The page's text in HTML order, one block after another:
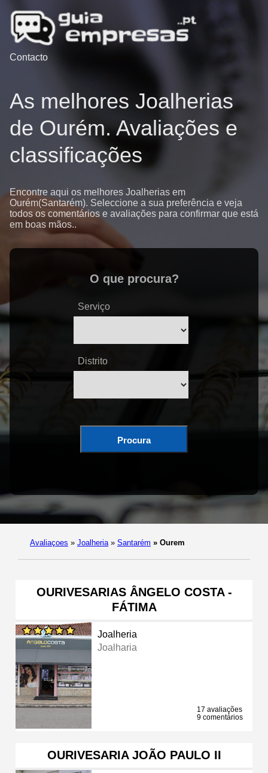
Contacto
As melhores Joalherias
de Ourém. Avaliações e
classificações
Encontre aqui os melhores Joalherias em
Ourém(Santarém). Seleccione a sua preferência e veja
todos os comentários e avaliações para confirmar que está
em boas mãos..
O que procura?
Serviço
Distrito
Procura
Avaliaçoes » Joalheria » Santarém » Ourem
OURIVESARIAS ÂNGELO COSTA -
FÁTIMA
Joalheria
Joalharia
17 avaliações
9 comentários
OURIVESARIA JOÃO PAULO II